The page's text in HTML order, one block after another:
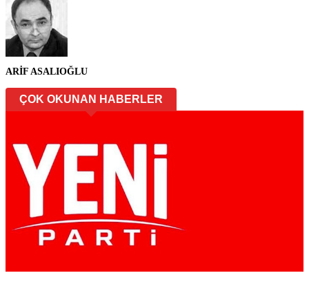
ARİF ASALIOĞLU
ÇOK OKUNAN HABERLER